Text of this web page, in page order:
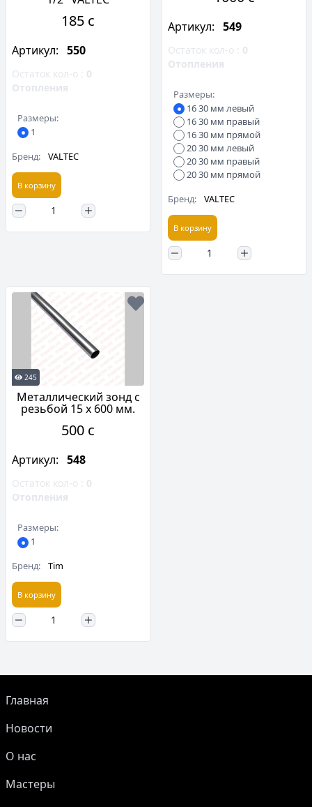
185 c
Артикул: 550
Остаток кол-о : 0
Отопления
Размеры:
1
Бренд:
VALTEC
В корзину
Артикул: 549
Остаток кол-о : 0
Отопления
Размеры:
16 30 мм левый
16 30 мм правый
16 30 мм прямой
20 30 мм левый
20 30 мм правый
20 30 мм прямой
Бренд:
VALTEC
В корзину
245
Металлический зонд с
резьбой 15 x 600 мм.
500 c
Артикул: 548
Остаток кол-о : 0
Отопления
Размеры:
1
Бренд:
Tim
В корзину
Главная
Новости
О нас
Мастеры